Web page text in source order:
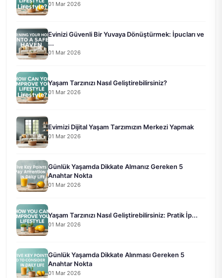
01 Mar 2026
Evinizi Güvenli Bir Yuvaya Dönüştürmek: İpucları ve
...
01 Mar 2026
Yaşam Tarzınızı Nasıl Geliştirebilirsiniz?
01 Mar 2026
Evimizi Dijital Yaşam Tarzımızın Merkezi Yapmak
01 Mar 2026
Günlük Yaşamda Dikkate Almanız Gereken 5
Anahtar Nokta
01 Mar 2026
Yaşam Tarzınızı Nasıl Geliştirebilirsiniz: Pratik İp...
01 Mar 2026
Günlük Yaşamda Dikkate Alınması Gereken 5
Anahtar Nokta
01 Mar 2026